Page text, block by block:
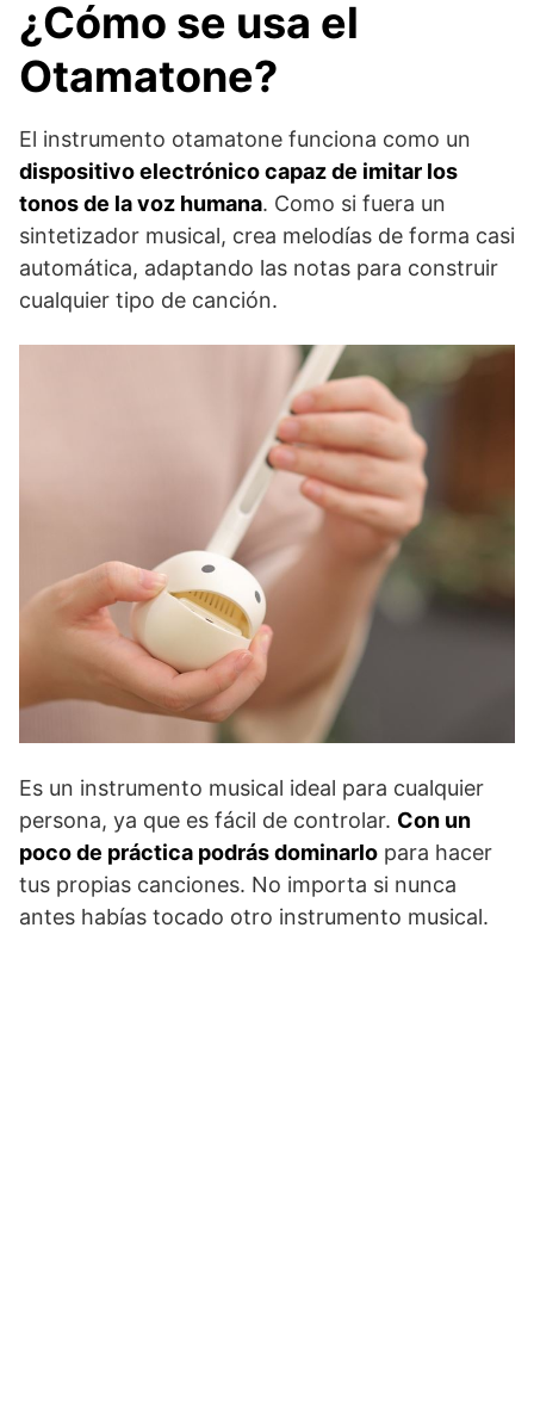
¿Cómo se usa el
Otamatone?
El instrumento otamatone funciona como un
dispositivo electrónico capaz de imitar los
tonos de la voz humana. Como si fuera un
sintetizador musical, crea melodías de forma casi
automática, adaptando las notas para construir
cualquier tipo de canción.
Es un instrumento musical ideal para cualquier
persona, ya que es fácil de controlar. Con un
poco de práctica podrás dominarlo para hacer
tus propias canciones. No importa si nunca
antes habías tocado otro instrumento musical.